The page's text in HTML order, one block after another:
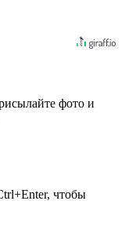
фото и
, чтобы